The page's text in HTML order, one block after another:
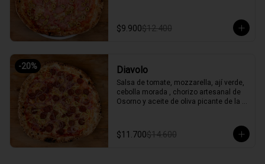
$9.900$12.400
-20% Diavolo
Salsa de tomate, mozzarella, ají verde,
cebolla morada , chorizo artesanal de
Osorno y aceite de oliva picante de la
$11.700$14.600